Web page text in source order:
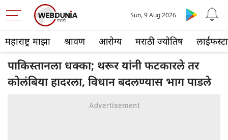
महाराष्ट्र माझा श्रावण आरोग्य मराठी ज्योतिष
Sun, 9 Aug 2026
पाकिस्तानला धक्का; थरूर यांनी फटकारले तर
कोलंबिया हादरला, विधान बदलण्यास भाग पाडले